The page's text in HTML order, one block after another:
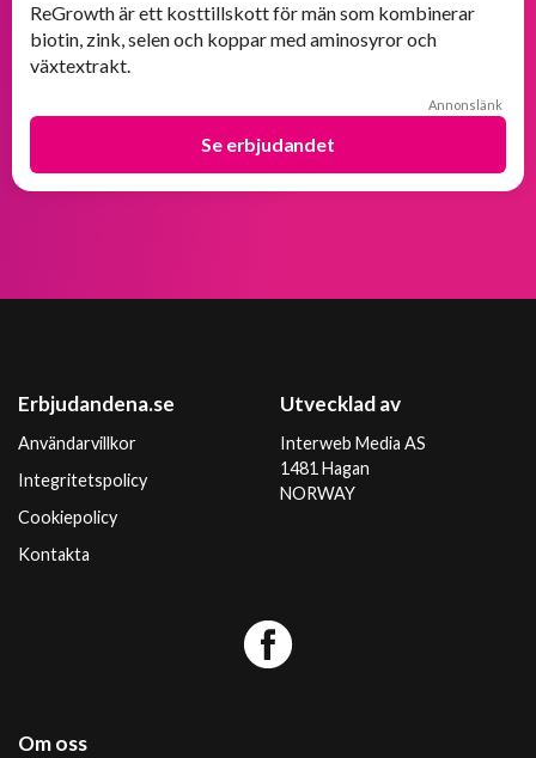
ReGrowth är ett kosttillskott för män som kombinerar
biotin, zink, selen och koppar med aminosyror och
växtextrakt.
Annonslänk
Se erbjudandet
Erbjudandena.se
Användarvillkor
Integritetspolicy
Cookiepolicy
Kontakta
Utvecklad av
Interweb Media AS
1481 Hagan
NORWAY
Om oss